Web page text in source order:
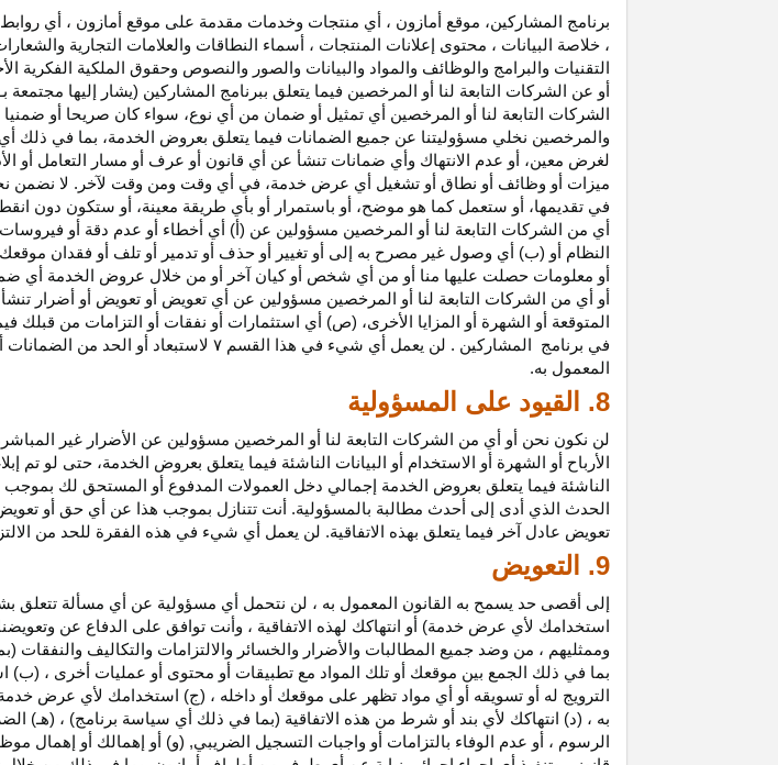
برنامج المشاركين، موقع أمازون ، أي منتجات وخدمات مقدمة على موقع أمازون ، أي
، خلاصة البيانات ، محتوى إعلانات المنتجات ، أسماء النطاقات والعلامات التجارية
التقنيات والبرامج والوظائف والمواد والبيانات والصور والنصوص وحقوق الملكية الفكرية
أو عن الشركات التابعة لنا أو المرخصين فيما يتعلق ببرنامج المشاركين (يشار إليها
الشركات التابعة لنا أو المرخصين أي تمثيل أو ضمان من أي نوع، سواء كان صريحا أو
والمرخصين نخلي مسؤوليتنا عن جميع الضمانات فيما يتعلق بعروض الخدمة، بما في ذلك أي
لغرض معين، أو عدم الانتهاك وأي ضمانات تنشأ عن أي قانون أو عرف أو مسار التعامل أو
ميزات أو وظائف أو نطاق أو تشغيل أي عرض خدمة، في أي وقت ومن وقت لآخر. لا نضمن
في تقديمها، أو ستعمل كما هو موضح، أو باستمرار أو بأي طريقة معينة، أو ستكون دون
أي من الشركات التابعة لنا أو المرخصين مسؤولين عن (أ) أي أخطاء أو عدم دقة أو
النظام أو (ب) أي وصول غير مصرح به إلى أو تغيير أو حذف أو تدمير أو تلف أو فقدان موقعك
أو معلومات حصلت عليها منا أو من أي شخص أو كيان آخر أو من خلال عروض الخدمة أي
أو أي من الشركات التابعة لنا أو المرخصين مسؤولين عن أي تعويض أو تعويض أو أضرار
المتوقعة أو الشهرة أو المزايا
الأخرى، (ص) أي استثمارات أو نفقات أو التزامات من قبلك
في برنامج المشاركين . لن يعمل أي شيء في هذا القسم ۷ لاستبعاد أو الحد من الضمانات
المعمول به.
8. القيود على المسؤولية
لن نكون نحن أو أي من الشركات التابعة لنا أو المرخصين مسؤولين عن الأضرار غير
الأرباح أو الشهرة أو الاستخدام أو البيانات الناشئة فيما يتعلق بعروض الخدمة، حتى لو تم
الناشئة فيما يتعلق بعروض الخدمة إجمالي دخل العمولات المدفوع أو المستحق لك
الحدث الذي أدى إلى أحدث مطالبة بالمسؤولية. أنت تتنازل بموجب هذا عن أي حق أو
تعويض عادل آخر فيما يتعلق بهذه الاتفاقية. لن يعمل أي شيء في هذه الفقرة للحد من
9. التعويض
إلى أقصى حد يسمح به القانون المعمول به ، لن نتحمل أي مسؤولية عن أي مسألة تتعلق
استخدامك لأي عرض خدمة) أو انتهاكك لهذه الاتفاقية ، وأنت توافق على الدفاع عن
وممثليهم ، من وضد جميع المطالبات والأضرار والخسائر والالتزامات والتكاليف
بما في ذلك الجمع بين موقعك أو تلك المواد مع تطبيقات أو محتوى أو عمليات أخرى ، (ب)
الترويج له أو تسويقه أو أي مواد تظهر على موقعك أو داخله ، (ج) استخدامك لأي عرض خدمة
به ، (د) انتهاكك لأي بند أو شرط من هذه الاتفاقية (بما في ذلك أي سياسة برنامج) ، (هـ)
الرسوم ، أو عدم الوفاء بالتزامات أو واجبات التسجيل الضريبي, (و) أو إهمالك أو إهمال